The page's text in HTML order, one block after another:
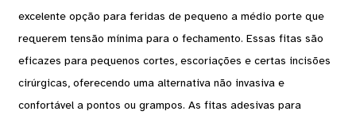
excelente opção para feridas de pequeno a médio porte que
requerem tensão mínima para o fechamento. Essas fitas são
eficazes para pequenos cortes, escoriações e certas incisões
cirúrgicas, oferecendo uma alternativa não invasiva e
confortável a pontos ou grampos. As fitas adesivas para